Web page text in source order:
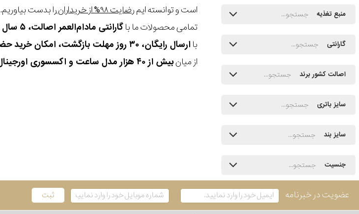
است و توانسته ایمرضایت ۹۸% از خریداران
را بدست بیاوریم.
تمامی محصولات ما باگارانتی مادام‌العمر اصالت، ۵ سال ضمانت موتور و ۱۰ سال تعویض رایگان باتری
باارسال رایگان، ۳۰ روز مهلت بازگشت، امکان خرید حضوری و انتخاب بین ۳ محصول
از میانبیش از ۴۰ هزار مدل ساعت و اکسسوری اورجینال
منبع تغذیه
گارانتی
اصالت کشور برند
سایز باتری
سایز بند
جنسیت
عضویت در خبرنامه